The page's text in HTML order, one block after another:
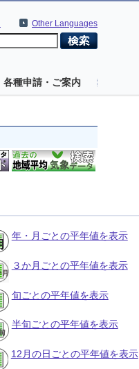
Other Languages
各種申請・ご案内
年・月ごとの平年値を表示
３か月ごとの平年値を表示
旬ごとの平年値を表示
半旬ごとの平年値を表示
12月の日ごとの平年値を表示